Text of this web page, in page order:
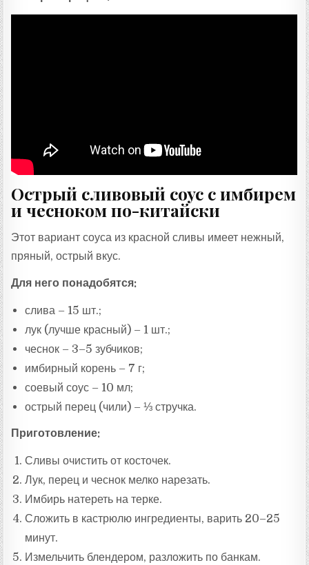
Острый сливовый соус с имбирем
и чесноком по-китайски
Этот вариант соуса из красной сливы имеет нежный,
пряный, острый вкус.
Для него понадобятся:
слива – 15 шт.;
лук (лучше красный) – 1 шт.;
чеснок – 3–5 зубчиков;
имбирный корень – 7 г;
соевый соус – 10 мл;
острый перец (чили) – ⅓ стручка.
Приготовление:
Сливы очистить от косточек.
Лук, перец и чеснок мелко нарезать.
Имбирь натереть на терке.
Сложить в кастрюлю ингредиенты, варить 20–25
минут.
Измельчить блендером, разложить по банкам.